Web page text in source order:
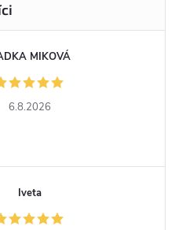
MIKOVÁ
6.8.2026
Iveta